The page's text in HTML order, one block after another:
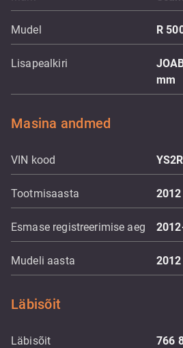
Mudel R
Lisapealkiri
mm
Masina andmed
VIN kood
Tootmisaasta 2012
Esmase registreerimise aeg
Mudeli aasta 2012
Läbisõit
Läbisõit 766